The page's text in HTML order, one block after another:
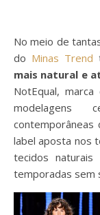
No meio de tantas tendências e peças-desejo, a passarela
do Minas Trend
mais natural e
NotEqual,
modelagens
contemporâneas
label aposta nos
tecidos
temporadas sem